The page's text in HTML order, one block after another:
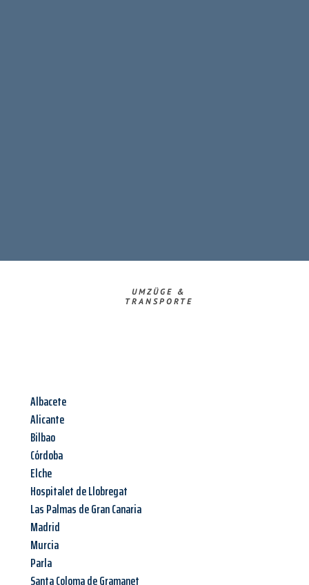
UMZÜGE &
TRANSPORTE
Albacete
Alicante
Bilbao
Córdoba
Elche
Hospitalet de Llobregat
Las Palmas de Gran Canaria
Madrid
Murcia
Parla
Santa Coloma de Gramanet